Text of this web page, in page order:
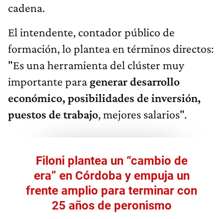
cadena.
El intendente, contador público de
formación, lo plantea en términos directos:
"Es una herramienta del clúster muy
importante para generar desarrollo
económico, posibilidades de inversión,
puestos de trabajo, mejores salarios".
Filoni plantea un “cambio de
era” en Córdoba y empuja un
frente amplio para terminar con
25 años de peronismo